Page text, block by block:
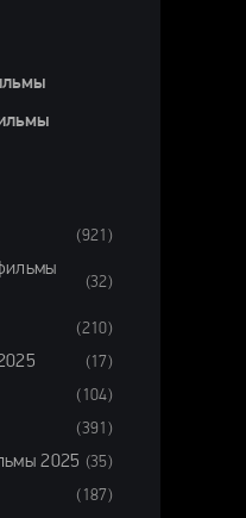
(921)
(32)
(210)
(17)
(104)
(391)
2025 (35)
(187)